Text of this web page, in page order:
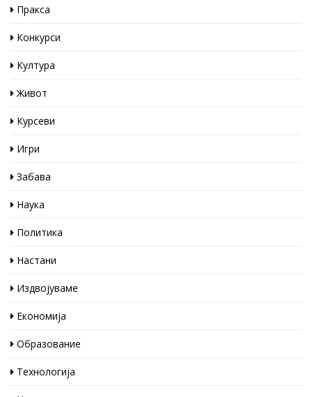
Пракса
Конкурси
Култура
Живот
Курсеви
Игри
Забава
Наука
Политика
Настани
Издвојуваме
Економија
Образование
Технологија